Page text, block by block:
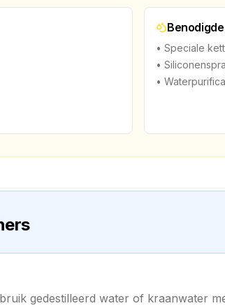
• Speciale
•
•
gedestilleerd water of kraanwater